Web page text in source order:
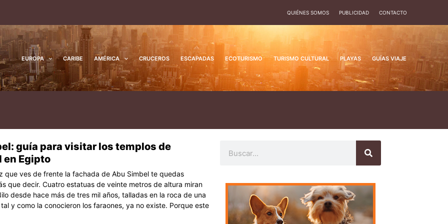
QUIÉNES SOMOS PUBLICIDAD CONTACTO
EUROPA CARIBE AMÉRICA CRUCEROS ESCAPADAS ECOTURISMO TURISMO CULTURAL PLAYAS GUÍAS VIAJE
guía para visitar los templos de
en Egipto
que ves de frente la fachada de Abu Simbel te quedas
que decir. Cuatro estatuas de veinte metros de altura miran
desde hace más de tres mil años, talladas en la roca de una
y como la conocieron los faraones, ya no existe. Porque este
PáginaPágina